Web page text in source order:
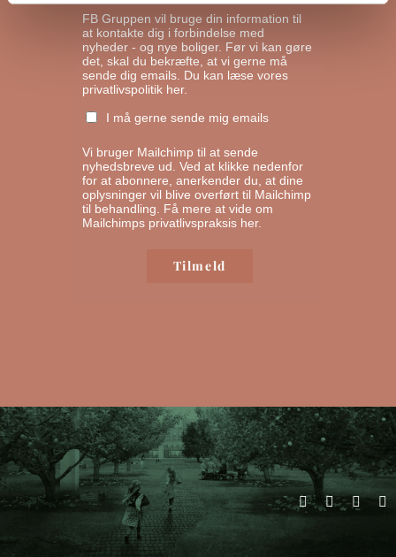
FB Gruppen vil bruge din information til
at kontakte dig i forbindelse med
nyheder - og nye boliger. Før vi kan gøre
det, skal du bekræfte, at vi gerne må
sende dig emails. Du kan læse vores
privatlivspolitik her.
I må gerne sende mig emails
Vi bruger Mailchimp til at sende
nyhedsbreve ud. Ved at klikke nedenfor
for at abonnere, anerkender du, at dine
oplysninger vil blive overført til Mailchimp
til behandling. Få mere at vide om
Mailchimps privatlivspraksis her.